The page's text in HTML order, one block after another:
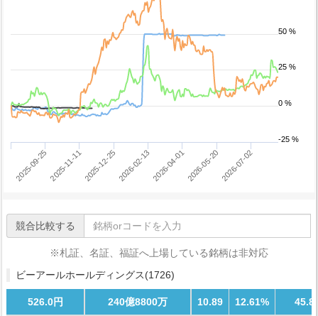
2025-09-25 2025-11-112025-12-25 2026-02-13 2026-04-012026-05-20 2026-07-02
-25 %
0 %
25 %
50 %
競合比較する
※札証、名証、福証へ上場している銘柄は非対応
ビーアールホールディングス(1726)
526.0円 240億8800万 10.89 12.61%